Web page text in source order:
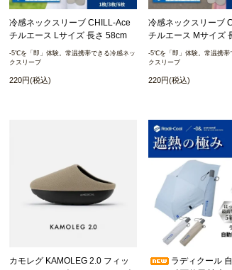
冷感ネックスリーブ CHILL-Ace
チルエース Lサイズ 長さ 58cm
-5℃を「即」体験。常温携帯できる冷感ネッ
クスリーブ
220円(税込)
冷感ネックスリーブ
チルエース Mサイズ
-5℃を「即」体験。常温携帯
クスリーブ
220円(税込)
カモレグ KAMOLEG 2.0 フィッ
ラディクール